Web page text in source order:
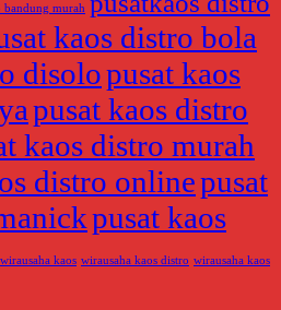
bandung murah
kaos distro bola
disolopusat kaos
pusat kaos distro
kaos distro murah
distro onlinepusat
pusat kaos
wirausaha kaos wirausaha kaos distro wirausaha kaos